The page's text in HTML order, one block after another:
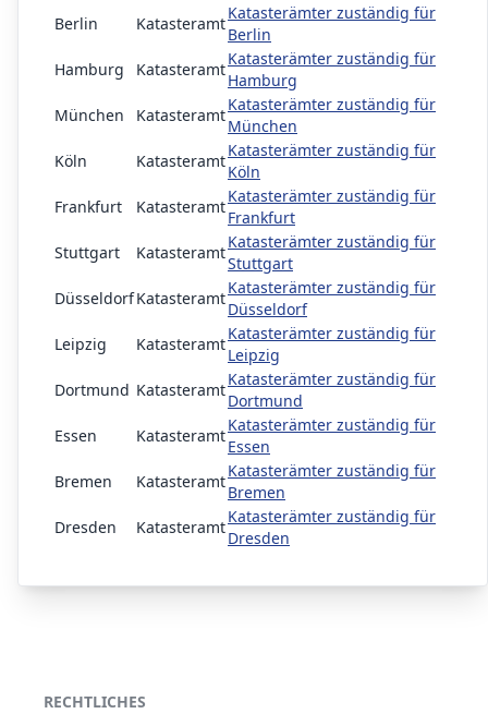
Berlin
Katasteramt
Katasterämter zuständig für
Berlin
Hamburg
Katasteramt
Katasterämter zuständig für
Hamburg
München
Katasteramt
Katasterämter zuständig für
München
Köln
Katasteramt
Katasterämter zuständig für
Köln
Frankfurt
Katasteramt
Katasterämter zuständig für
Frankfurt
Stuttgart
Katasteramt
Katasterämter zuständig für
Stuttgart
DüsseldorfKatasteramt
Katasterämter zuständig für
Düsseldorf
Leipzig
Katasteramt
Katasterämter zuständig für
Leipzig
Dortmund Katasteramt
Katasterämter zuständig für
Dortmund
Essen
Katasteramt
Katasterämter zuständig für
Essen
Bremen
Katasteramt
Katasterämter zuständig für
Bremen
Dresden
Katasteramt
Katasterämter zuständig für
Dresden
RECHTLICHES